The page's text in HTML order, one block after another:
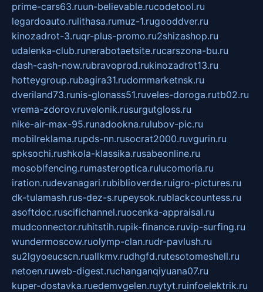
prime-cars63.ruun-believable.rucodetool.ru
legardoauto.rulithasa.rumuz-1.rugooddver.ru
kinozadrot-3.ruqr-plus-promo.ru2shizashop.ru
udalenka-club.runerabotaetsite.rucarszona-bu.ru
dash-cash-now.rubravoprod.rukinozadrot13.ru
hotteygroup.rubagira31.rudommarketnsk.ru
dveriland73.runis-glonass51.ruveles-doroga.rutb02.ru
vrema-zdorov.ruvelonik.rusurgutgloss.ru
nike-air-max-95.runadookna.rulubov-pic.ru
mobilreklama.rupds-nn.rusocrat2000.ruvgurin.ru
spksochi.rushkola-klassika.rusabeonline.ru
mosoblfencing.rumasteroptica.rulucomoria.ru
iration.rudevanagari.rubiblioverde.ruigro-pictures.ru
dk-tulamash.rus-dez-s.rupeysok.rublackcountess.ru
asoftdoc.ruscifichannel.ruocenka-appraisal.ru
mudconnector.ruhitstih.rupik-finance.ruvip-surfing.ru
wundermoscow.ruolymp-clan.rudr-pavlush.ru
su2lgyoeucscn.ruallkmv.rudhgfd.rutesotomeshell.ru
netoen.ruweb-digest.ruchanganqiyuana07.ru
kuper-dostavka.ruedemvgelen.ruytyt.ruinfoelektrik.ru